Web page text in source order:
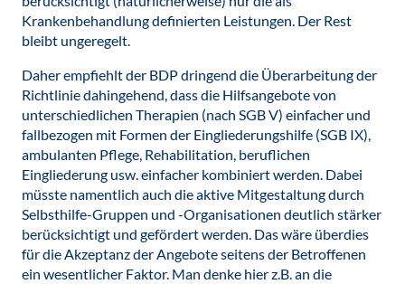
Krankenbehandlung definierten Leistungen. Der Rest
bleibt ungeregelt.
Daher empfiehlt der BDP dringend die Überarbeitung der
Richtlinie dahingehend, dass die Hilfsangebote von
unterschiedlichen Therapien (nach SGB V) einfacher und
fallbezogen mit Formen der Eingliederungshilfe (SGB IX),
ambulanten Pflege, Rehabilitation, beruflichen
Eingliederung usw. einfacher kombiniert werden. Dabei
müsste namentlich auch die aktive Mitgestaltung durch
Selbsthilfe-Gruppen und -Organisationen deutlich stärker
berücksichtigt und gefördert werden. Das wäre überdies
für die Akzeptanz der Angebote seitens der Betroffenen
ein wesentlicher Faktor. Man denke hier z.B. an die